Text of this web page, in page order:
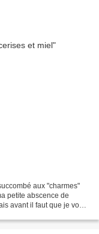
aux "charmes"
petite abscence de
avant il faut que je vous